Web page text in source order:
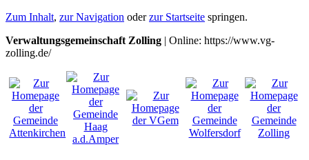
Zum Inhalt, zur Navigation oderzur Startseite springen.
Verwaltungsgemeinschaft Zolling | Online: https://www.vg-
zolling.de/